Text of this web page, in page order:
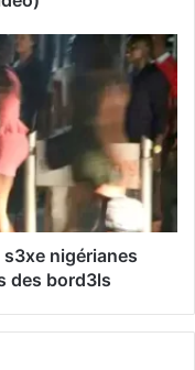
nigérianes
des bord3ls